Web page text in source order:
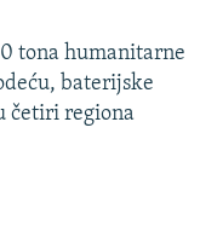
tona humanitarne
baterijske
četiri regiona